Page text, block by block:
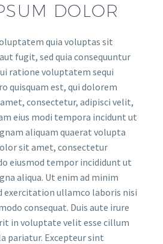
DOLOR
quia voluptas sit
fugit, sed quia consequuntur
ratione voluptatem sequi
quisquam est, qui dolorem
consectetur, adipisci velit,
eius modi tempora incidunt ut
aliquam quaerat volupta
sit amet, consectetur
eiusmod tempor incididunt ut
aliqua. Ut enim ad minim
exercitation ullamco laboris nisi
consequat. Duis aute irure
in voluptate velit esse cillum
pariatur. Excepteur sint